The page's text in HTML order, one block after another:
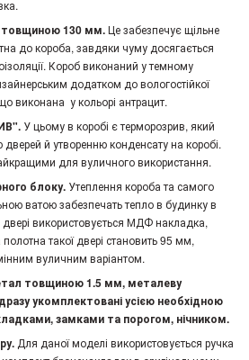
товщиною 130 мм.Це забезпечує щільне
до короба, завдяки чуму досягається
Короб виконаний у темному
додатком до вологостійкої
виконана у кольорі антрацит.
У цьому в коробі є терморозрив, який
й утворенню конденсату на коробі.
для вуличного використання.
блоку. Утеплення короба та самого
ватою забезпечать тепло в будинку в
двері використовується МДФ накладка,
такої двері становить 95 мм,
вуличним варіантом.
товщиною 1.5 мм, металеву
укомплектовані усією необхідною
замками та порогом, нічником.
Для даної моделі використовується ручка